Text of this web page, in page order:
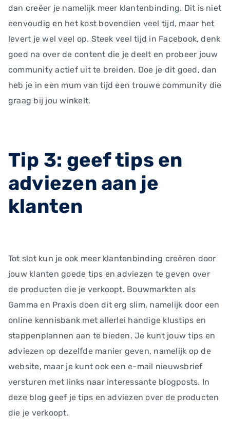
dan creëer je namelijk meer klantenbinding. Dit is niet
eenvoudig en het kost bovendien veel tijd, maar het
levert je wel veel op. Steek veel tijd in Facebook, denk
goed na over de content die je deelt en probeer jouw
community actief uit te breiden. Doe je dit goed, dan
heb je in een mum van tijd een trouwe community die
graag bij jou winkelt.
Tip 3: geef tips en
adviezen aan je
klanten
Tot slot kun je ook meer klantenbinding creëren door
jouw klanten goede tips en adviezen te geven over
de producten die je verkoopt. Bouwmarkten als
Gamma en Praxis doen dit erg slim, namelijk door een
online kennisbank met allerlei handige klustips en
stappenplannen aan te bieden. Je kunt jouw tips en
adviezen op dezelfde manier geven, namelijk op de
website, maar je kunt ook een e-mail nieuwsbrief
versturen met links naar interessante blogposts. In
deze blog geef je tips en adviezen over de producten
die je verkoopt.